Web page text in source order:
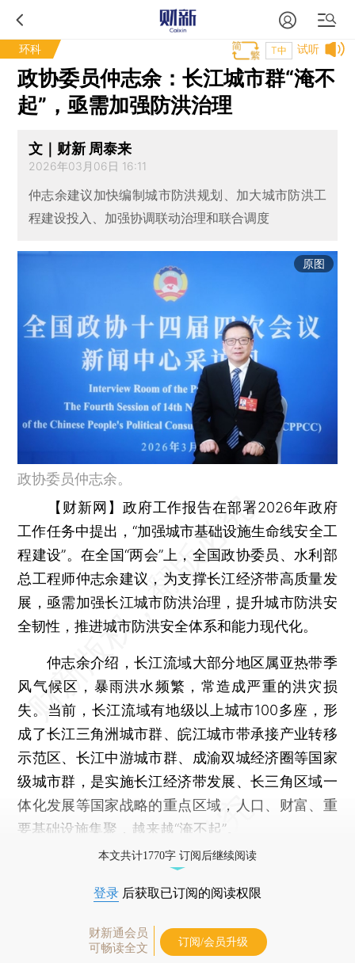
环科 试听
T中
政协委员仲志余：长江城市群“淹不
起”，亟需加强防洪治理
文｜财新 周泰来
2026年03月06日 16:11
仲志余建议加快编制城市防洪规划、加大城市防洪工
程建设投入、加强协调联动治理和联合调度
原图
政协委员仲志余。
【财新网】 政府工作报告在部署2026年政府
工作任务中提出，“加强城市基础设施生命线安全工
程建设”。在全国“两会”上，全国政协委员、水利部
总工程师仲志余建议，为支撑长江经济带高质量发
展，亟需加强长江城市防洪治理，提升城市防洪安
全韧性，推进城市防洪安全体系和能力现代化。
仲志余介绍，长江流域大部分地区属亚热带季
风气候区，暴雨洪水频繁，常造成严重的洪灾损
失。当前，长江流域有地级以上城市100多座，形
成了长江三角洲城市群、皖江城市带承接产业转移
示范区、长江中游城市群、成渝双城经济圈等国家
级城市群，是实施长江经济带发展、长三角区域一
体化发展等国家战略的重点区域，人口、财富、重
要基础设施集聚，越来越“淹不起”。
本文共计1770字 订阅后继续阅读
登录 后获取已订阅的阅读权限
财新通会员
可畅读全文
订阅/会员升级